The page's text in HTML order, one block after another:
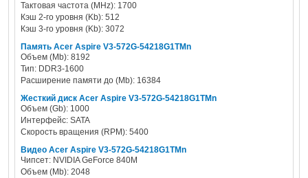
Тактовая частота (MHz): 1700
Кэш 2-го уровня (Kb): 512
Кэш 3-го уровня (Kb): 3072
Память Acer Aspire V3-572G-54218G1TMn
Объем (Mb): 8192
Тип: DDR3-1600
Расширение памяти до (Mb): 16384
Жесткий диск Acer Aspire V3-572G-54218G1TMn
Объем (Gb): 1000
Интерфейс: SATA
Скорость вращения (RPM): 5400
Видео Acer Aspire V3-572G-54218G1TMn
Чипсет: NVIDIA GeForce 840M
Объем (Mb): 2048